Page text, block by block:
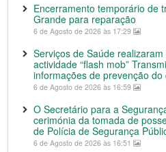
Encerramento temporário de
Grande para reparação
6 de Agosto de 2026 às 17:29
Serviços de Saúde
actividade “flash mob”
informações de prevenção
6 de Agosto de 2026 às 16:59
O Secretário para a
cerimónia da tomada de
de Polícia de Segurança
6 de Agosto de 2026 às 16:51